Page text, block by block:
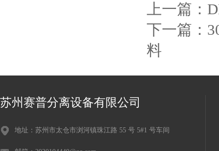
上一篇：
下一篇：
料
苏州赛普分离设备有限公司
地址：苏州市太仓市浏河镇珠江路 55 号 5#1 号车间